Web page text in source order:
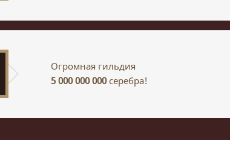
Огромная гильдия
5 000 000 000серебра!